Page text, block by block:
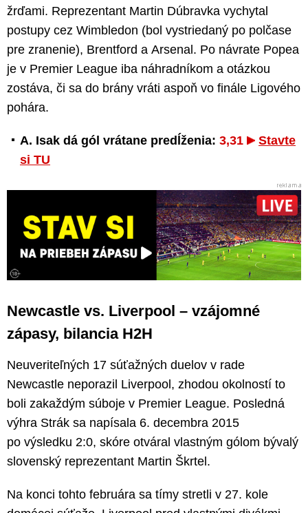
žrďami. Reprezentant Martin Dúbravka vychytal
postupy cez Wimbledon (bol vystriedaný po polčase
pre zranenie), Brentford a Arsenal. Po návrate Popea
je v Premier League iba náhradníkom a otázkou
zostáva, či sa do brány vráti aspoň vo finále Ligového
pohára.
A. Isak dá gól vrátane predĺženia: 3,31
Stavte
si TU
Newcastle vs. Liverpool – vzájomné
zápasy, bilancia H2H
Neuveriteľných 17 súťažných duelov v rade
Newcastle neporazil Liverpool, zhodou okolností to
boli zakaždým súboje v Premier League. Posledná
výhra Strák sa napísala 6. decembra 2015
po výsledku 2:0, skóre otváral vlastným gólom bývalý
slovenský reprezentant Martin Škrtel.
Na konci tohto februára sa tímy stretli v 27. kole